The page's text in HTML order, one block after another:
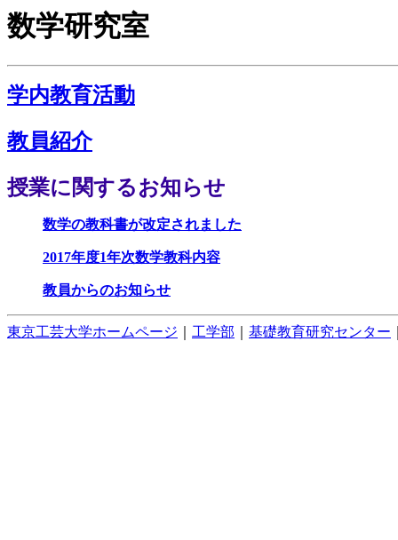
数学研究室
学内教育活動
教員紹介
授業に関するお知らせ
数学の教科書が改定されました
2017年度1年次数学教科内容
教員からのお知らせ
東京工芸大学ホームページ 工学部 基礎教育研究センター